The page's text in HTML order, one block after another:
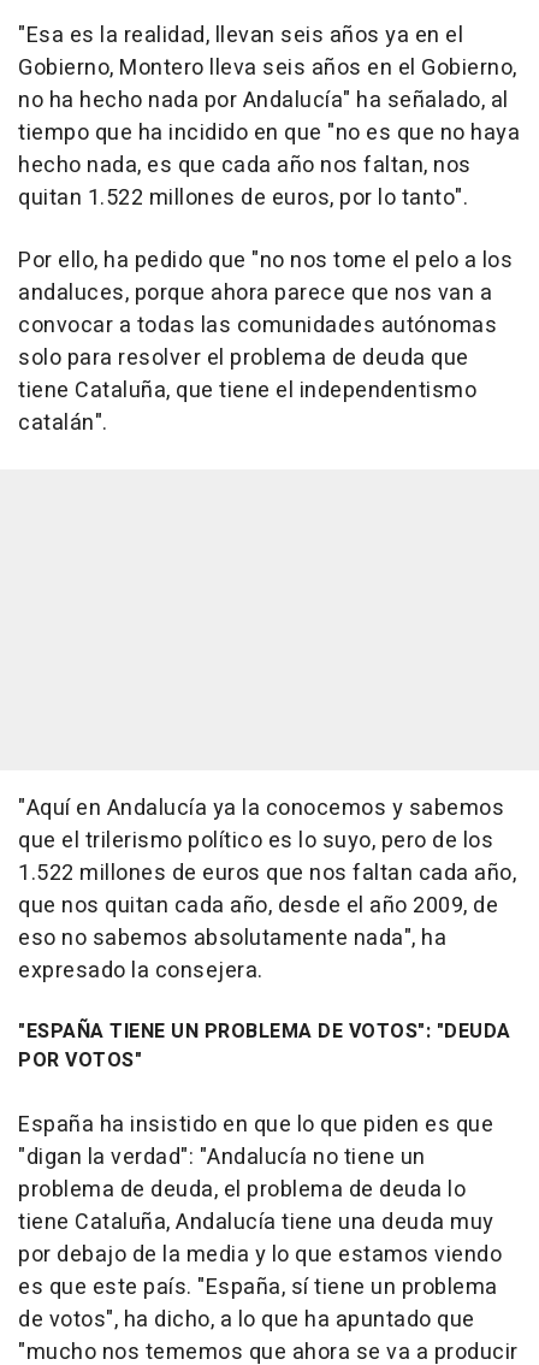
"Esa es la realidad, llevan seis años ya en el
Gobierno, Montero lleva seis años en el Gobierno,
no ha hecho nada por Andalucía" ha señalado, al
tiempo que ha incidido en que "no es que no haya
hecho nada, es que cada año nos faltan, nos
quitan 1.522 millones de euros, por lo tanto".
Por ello, ha pedido que "no nos tome el pelo a los
andaluces, porque ahora parece que nos van a
convocar a todas las comunidades autónomas
solo para resolver el problema de deuda que
tiene Cataluña, que tiene el independentismo
catalán".
"Aquí en Andalucía ya la conocemos y sabemos
que el trilerismo político es lo suyo, pero de los
1.522 millones de euros que nos faltan cada año,
que nos quitan cada año, desde el año 2009, de
eso no sabemos absolutamente nada", ha
expresado la consejera.
"ESPAÑA TIENE UN PROBLEMA DE VOTOS": "DEUDA
POR VOTOS"
España ha insistido en que lo que piden es que
"digan la verdad": "Andalucía no tiene un
problema de deuda, el problema de deuda lo
tiene Cataluña, Andalucía tiene una deuda muy
por debajo de la media y lo que estamos viendo
es que este país. "España, sí tiene un problema
de votos", ha dicho, a lo que ha apuntado que
"mucho nos tememos que ahora se va a producir